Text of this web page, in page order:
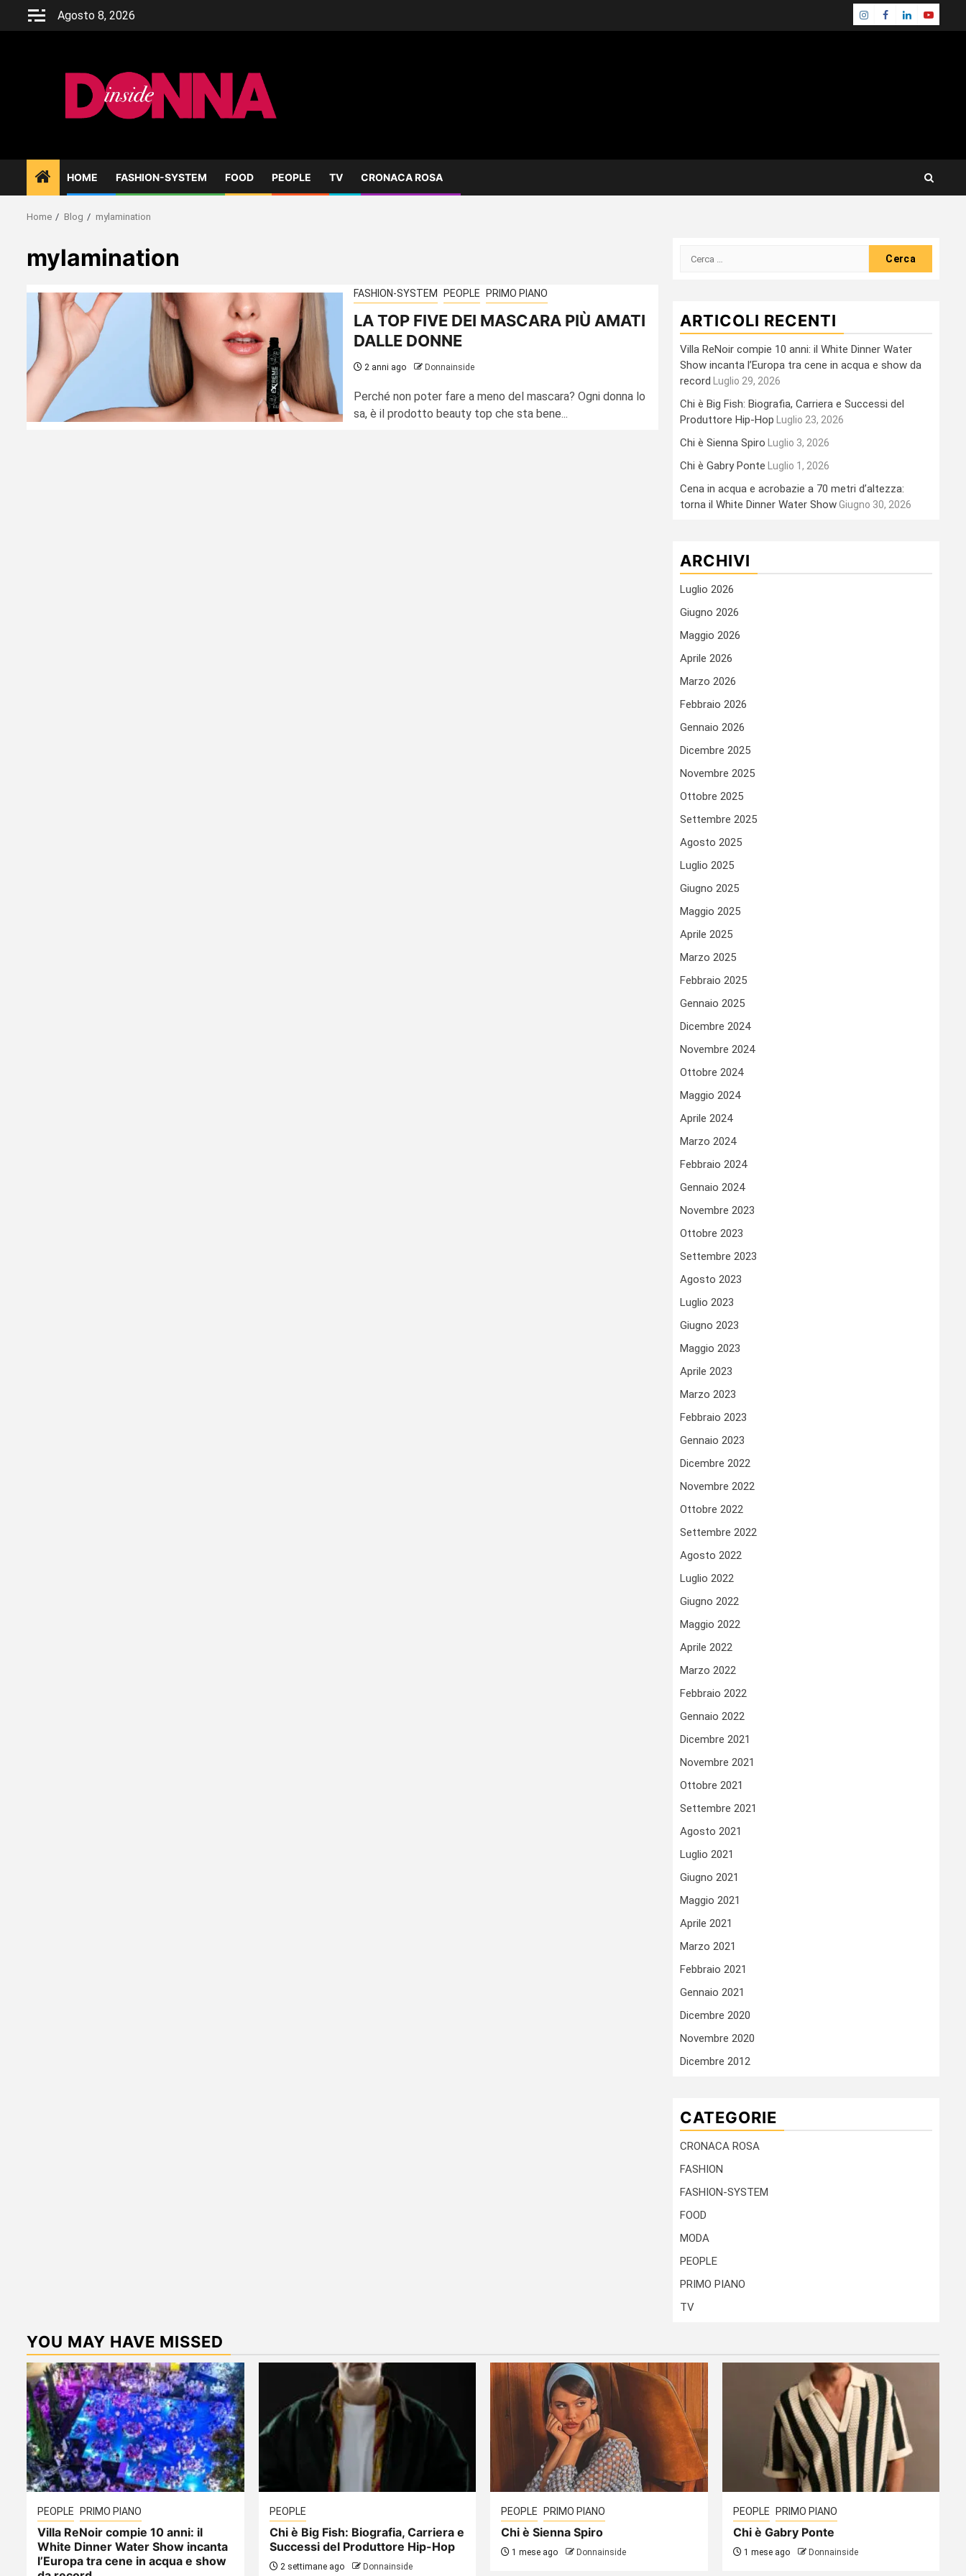
Agosto 8, 2026 Instagram
Facebook
LinkedinYoutube
HOME FASHION-SYSTEM FOOD PEOPLE TV CRONACA ROSA
Home Blog mylamination
mylamination
FASHION-SYSTEM PEOPLE PRIMO PIANO
LA TOP FIVE DEI MASCARA PIÙ AMATI
DALLE DONNE
2 anni ago Donnainside
Perché non poter fare a meno del mascara? Ogni donna lo
sa, è il prodotto beauty top che sta bene...
Ricerca
ARTICOLI RECENTI
Villa ReNoir compie 10 anni: il White Dinner Water
Show incanta l’Europa tra cene in acqua e show da
record
Luglio 29, 2026
Chi è Big Fish: Biografia, Carriera e Successi del
Produttore Hip-Hop
Luglio 23, 2026
Chi è Sienna Spiro Luglio 3, 2026
Chi è Gabry Ponte Luglio 1, 2026
Cena in acqua e acrobazie a 70 metri d’altezza:
torna il White Dinner Water ShowGiugno 30, 2026
ARCHIVI
Luglio 2026
Giugno 2026
Maggio 2026
Aprile 2026
Marzo 2026
Febbraio 2026
Gennaio 2026
Dicembre 2025
Novembre 2025
Ottobre 2025
Settembre 2025
Agosto 2025
Luglio 2025
Giugno 2025
Maggio 2025
Aprile 2025
Marzo 2025
Febbraio 2025
Gennaio 2025
Dicembre 2024
Novembre 2024
Ottobre 2024
Maggio 2024
Aprile 2024
Marzo 2024
Febbraio 2024
Gennaio 2024
Novembre 2023
Ottobre 2023
Settembre 2023
Agosto 2023
Luglio 2023
Giugno 2023
Maggio 2023
Aprile 2023
Marzo 2023
Febbraio 2023
Gennaio 2023
Dicembre 2022
Novembre 2022
Ottobre 2022
Settembre 2022
Agosto 2022
Luglio 2022
Giugno 2022
Maggio 2022
Aprile 2022
Marzo 2022
Febbraio 2022
Gennaio 2022
Dicembre 2021
Novembre 2021
Ottobre 2021
Settembre 2021
Agosto 2021
Luglio 2021
Giugno 2021
Maggio 2021
Aprile 2021
Marzo 2021
Febbraio 2021
Gennaio 2021
Dicembre 2020
Novembre 2020
Dicembre 2012
CATEGORIE
CRONACA ROSA
FASHION
FASHION-SYSTEM
FOOD
MODA
PEOPLE
PRIMO PIANO
TV
YOU MAY HAVE MISSED
PEOPLE PRIMO PIANO
Villa ReNoir compie 10 anni: il
White Dinner Water Show incanta
l’Europa tra cene in acqua e show
PEOPLE
Chi è Big Fish: Biografia, Carriera e
Successi del Produttore Hip-Hop
2 settimane ago Donnainside
PEOPLE PRIMO PIANO
Chi è Sienna Spiro
1 mese ago Donnainside
PEOPLE PRIMO PIANO
Chi è Gabry Ponte
1 mese ago Donnainside